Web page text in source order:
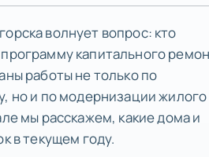
волнует вопрос: кто
капитального
работы не только по
но и по модернизации жилого
мы расскажем, какие дома и
в текущем году.